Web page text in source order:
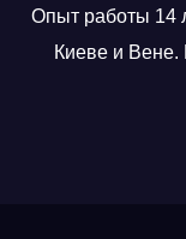
Опыт работы 14
Киеве и